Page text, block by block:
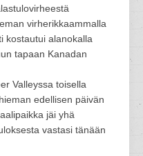
virherikkaammalla
kostautui alanokalla
tapaan Kanadan
Valleyssa toisella
edellisen päivän
jäi yhä
vastasi tänään